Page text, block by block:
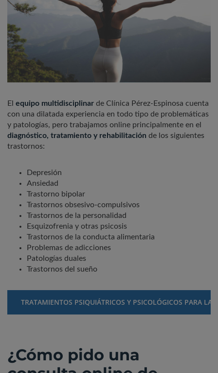
El equipo multidisciplinar de Clínica Pérez-Espinosa cuenta
con una dilatada experiencia en todo tipo de problemáticas
y patologías, pero trabajamos online principalmente en el
diagnóstico, tratamiento y rehabilitación de los siguientes
trastornos:
Depresión
Ansiedad
Trastorno bipolar
Trastornos obsesivo-compulsivos
Trastornos de la personalidad
Esquizofrenia y otras psicosis
Trastornos de la conducta alimentaria
Problemas de adicciones
Patologías duales
Trastornos del sueño
TRATAMIENTOS PSIQUIÁTRICOS Y PSICOLÓGICOS PARA LA
¿Cómo pido una